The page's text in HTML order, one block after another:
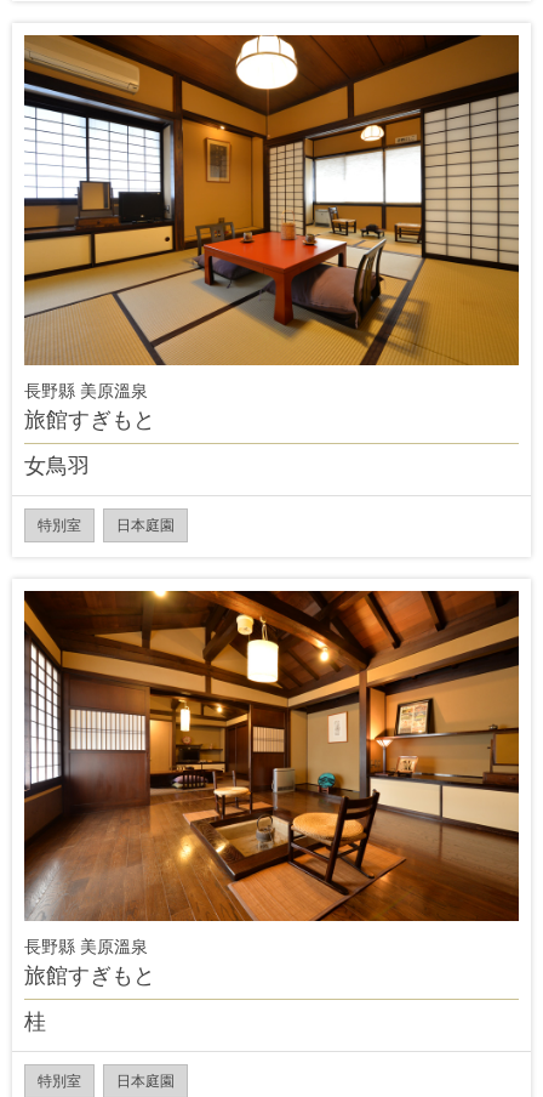
長野縣 美原溫泉
旅館すぎもと
女鳥羽
特別室 日本庭園
長野縣 美原溫泉
旅館すぎもと
桂
特別室 日本庭園